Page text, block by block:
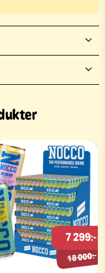
18 000:-
7 299:-